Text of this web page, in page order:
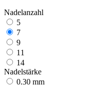
Nadelanzahl
5
7
9
11
14
Nadelstärke
0.30 mm